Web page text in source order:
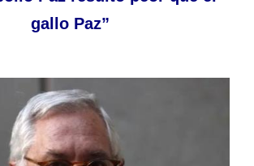
gallo Paz”